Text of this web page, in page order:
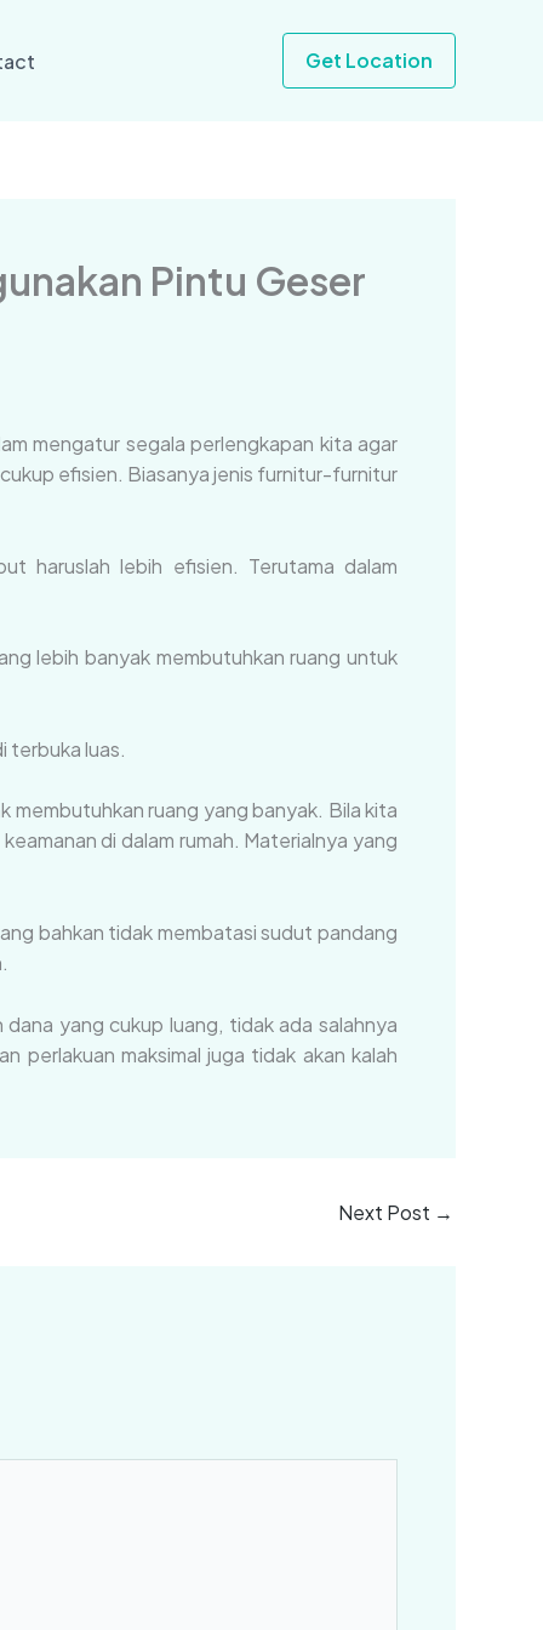
Get Location
Pintu Geser
mengatur segala perlengkapan kita agar
efisien. Biasanya jenis furnitur-furnitur
haruslah lebih efisien. Terutama dalam
lebih banyak membutuhkan ruang untuk
terbuka luas.
membutuhkan ruang yang banyak. Bila kita
di dalam rumah. Materialnya yang
bahkan tidak membatasi sudut pandang
yang cukup luang, tidak ada salahnya
perlakuan maksimal juga tidak akan kalah
Next Post →